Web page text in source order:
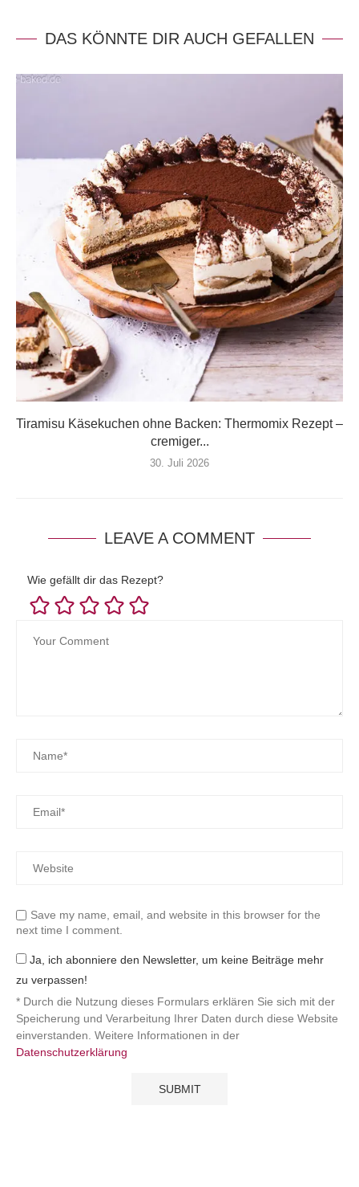
DAS KÖNNTE DIR AUCH GEFALLEN
Tiramisu Käsekuchen ohne Backen: Thermomix Rezept –
cremiger...
30. Juli 2026
LEAVE A COMMENT
Wie gefällt dir das Rezept?
Save my name, email, and website in this browser for the
next time I comment.
Ja, ich abonniere den Newsletter, um keine Beiträge mehr
zu verpassen!
* Durch die Nutzung dieses Formulars erklären Sie sich mit der
Speicherung und Verarbeitung Ihrer Daten durch diese Website
einverstanden. Weitere Informationen in der
Datenschutzerklärung